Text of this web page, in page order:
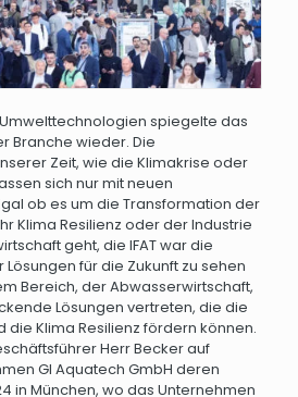
spiegelte das
Branche wieder. Die
Zeit, wie die Klimakrise oder
sich nur mit neuen
ob es um die Transformation der
Klima Resilienz oder der Industrie
geht, die IFAT war die
für die Zukunft zu sehen
Bereich, der Abwasserwirtschaft,
Lösungen vertreten, die die
die Klima Resilienz fördern können.
Herr Becker auf
GI Aquatech GmbH deren
in München, wo das Unternehmen